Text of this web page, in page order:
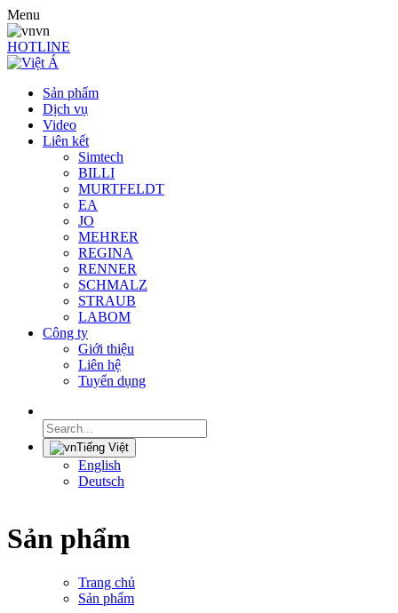
Menu
vn
HOTLINE
Sản phẩm
Dịch vụ
Video
Liên kết
Simtech
BILLI
MURTFELDT
EA
JO
MEHRER
REGINA
RENNER
SCHMALZ
STRAUB
LABOM
Công ty
Giới thiệu
Liên hệ
Tuyển dụng
Tiếng Việt
English
Deutsch
Sản phẩm
Trang chủ
Sản phẩm